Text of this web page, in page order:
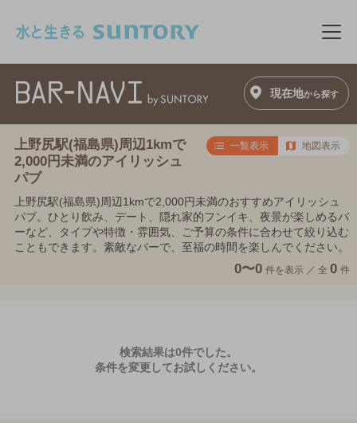
メ
現在地から探す
上野尻駅(福島県)周辺1kmで
2,000円未満のアイリッシュ
パブ
一覧表示 地図表示
上野尻駅(福島県)周辺1kmで2,000円未満のおすすめアイリッシュ
パブ。ひとり飲み、デート、隠れ家的フンイキ、夜景が楽しめるバ
ーなど、タイプや特徴・雰囲気、ご予算の条件に合わせて絞り込む
こともできます。素敵なバーで、至福の時間を楽しんでください。
0〜0 件を表示 ／ 全 0 件
検索結果は0件でした。
条件を変更してお試しください。